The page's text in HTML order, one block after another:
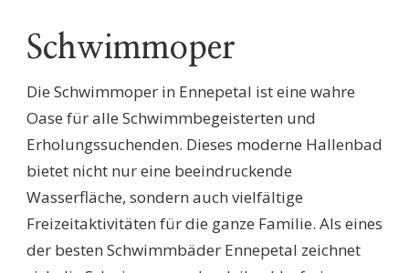
Schwimmoper
Die Schwimmoper in Ennepetal ist eine wahre
Oase für alle Schwimmbegeisterten und
Erholungssuchenden. Dieses moderne Hallenbad
bietet nicht nur eine beeindruckende
Wasserfläche, sondern auch vielfältige
Freizeitaktivitäten für die ganze Familie. Als eines
der besten Schwimmbäder Ennepetal zeichnet